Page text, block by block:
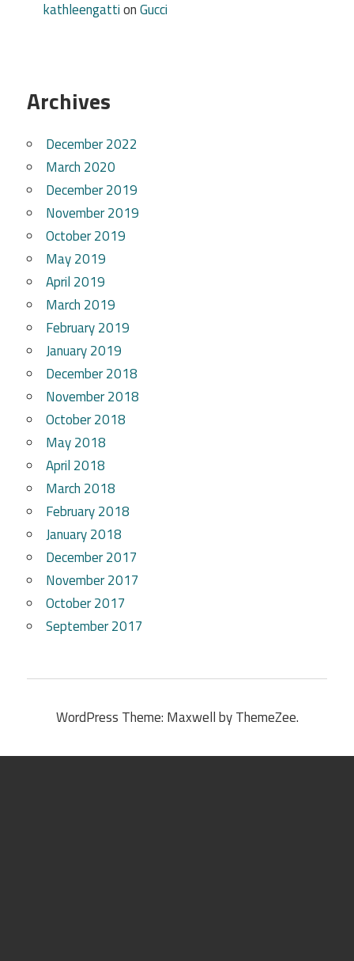
kathleengattionGucci
Archives
December 2022
March 2020
December 2019
November 2019
October 2019
May 2019
April 2019
March 2019
February 2019
January 2019
December 2018
November 2018
October 2018
May 2018
April 2018
March 2018
February 2018
January 2018
December 2017
November 2017
October 2017
September 2017
WordPress Theme: Maxwell by ThemeZee.